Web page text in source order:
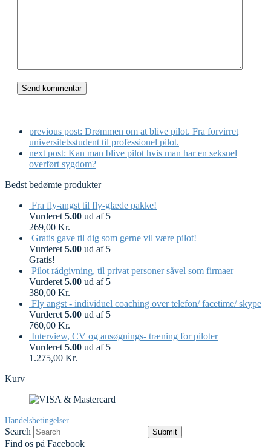
previous post: Drømmen om at blive pilot. Fra forvirret
universitetsstudent til professionel pilot.
next post: Kan man blive pilot hvis man har en seksuel
overført sygdom?
Bedst bedømte produkter
Fra fly-angst til fly-glæde pakke!
Vurderet 5.00 ud af 5
269,00 Kr.
Gratis gave til dig som gerne vil være pilot!
Vurderet 5.00 ud af 5
Gratis!
Pilot rådgivning, til privat personer såvel som firmaer
Vurderet 5.00 ud af 5
380,00 Kr.
Fly angst - individuel coaching over telefon/ facetime/ skype
Vurderet 5.00 ud af 5
760,00 Kr.
Interview, CV og ansøgnings- træning for piloter
Vurderet 5.00 ud af 5
1.275,00 Kr.
Kurv
Handelsbetingelser
Search Submit
Find os på Facebook